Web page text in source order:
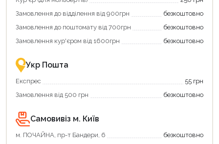
переваги!
картою
єКнига
–
зручно
та
Замовлення до відділення від 900грн
безкоштовно
Замовлення до поштомату від 700грн
безкоштовно
Замовлення кур'єром від 1600грн
безкоштовно
Укр Пошта
Експрес
55 грн
Замовлення від 500 грн
безкоштовно
Самовивіз м. Київ
м. ПОЧАЙНА, пр-т Бандери, 6
безкоштовно